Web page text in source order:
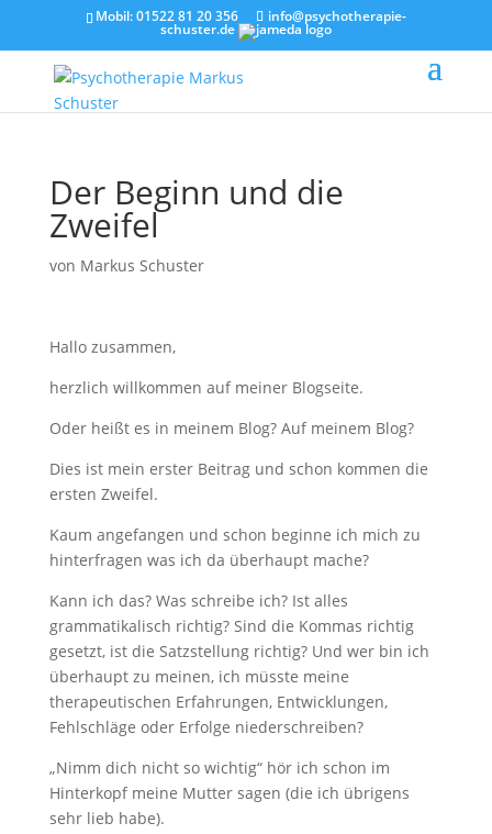
Mobil:01522 81 20 356 info@psychotherapie-
schuster.de
Der Beginn und die
Zweifel
von Markus Schuster
Hallo zusammen,
herzlich willkommen auf meiner Blogseite.
Oder heißt es in meinem Blog? Auf meinem Blog?
Dies ist mein erster Beitrag und schon kommen die
ersten Zweifel.
Kaum angefangen und schon beginne ich mich zu
hinterfragen was ich da überhaupt mache?
Kann ich das? Was schreibe ich? Ist alles
grammatikalisch richtig? Sind die Kommas richtig
gesetzt, ist die Satzstellung richtig? Und wer bin ich
überhaupt zu meinen, ich müsste meine
therapeutischen Erfahrungen, Entwicklungen,
Fehlschläge oder Erfolge niederschreiben?
„Nimm dich nicht so wichtig“ hör ich schon im
Hinterkopf meine Mutter sagen (die ich übrigens
sehr lieb habe).